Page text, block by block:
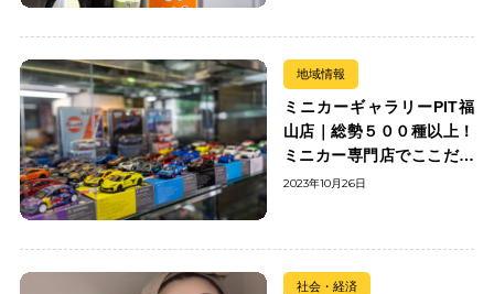
地域情報
ミニカーギャラリーPIT福
山店｜総勢５００種以上！
ミニカー専門店でここだけ
の出会いを楽しもう
2023年10月26日
社会・経済